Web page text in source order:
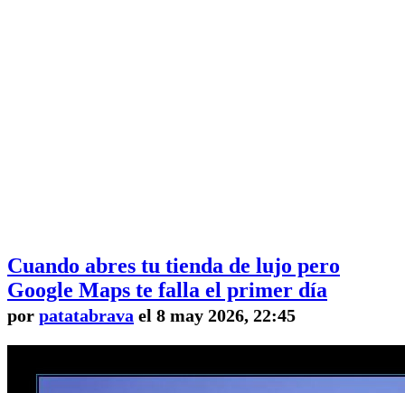
Cuando abres tu tienda de lujo pero
Google Maps te falla el primer día
por patatabrava el 8 may 2026, 22:45